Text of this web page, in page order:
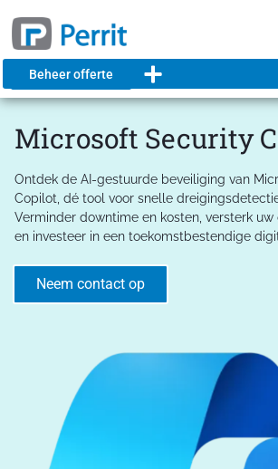
Beheer offerte
Microsoft Security
Ontdek de AI-gestuurde beveiliging van
Copilot, dé tool voor snelle
Verminder downtime en kosten, versterk
en investeer in een toekomstbestendige
Neem contact op